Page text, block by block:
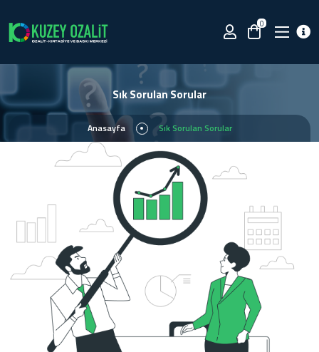
0
Sık Sorulan Sorular
Anasayfa Sık Sorulan Sorular